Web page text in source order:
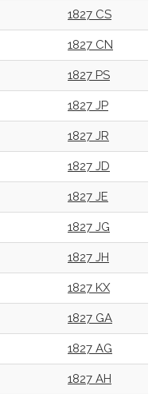
1827 CS
1827 CN
1827 PS
1827 JP
1827 JR
1827 JD
1827 JE
1827 JG
1827 JH
1827 KX
1827 GA
1827 AG
1827 AH